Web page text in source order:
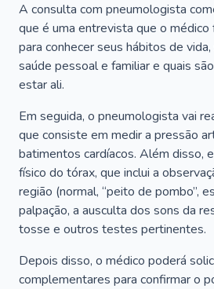
A consulta com pneumologista
que é uma entrevista que o médico
para conhecer seus hábitos de
saúde pessoal e familiar e quais
estar ali.
Em seguida, o pneumologista vai
que consiste em medir a pressão
batimentos cardíacos. Além disso,
físico do tórax, que inclui a
região (normal, “peito de pombo”,
palpação, a ausculta dos sons da
tosse e outros testes pertinentes.
Depois disso, o médico poderá
complementares para confirmar o